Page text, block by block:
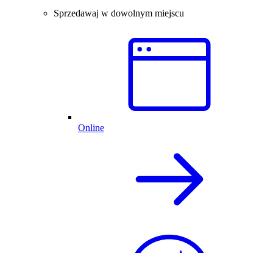
Sprzedawaj w dowolnym miejscu
Online